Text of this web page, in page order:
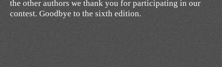
the other authors we thank you for participating in our
contest. Goodbye to the sixth edition.